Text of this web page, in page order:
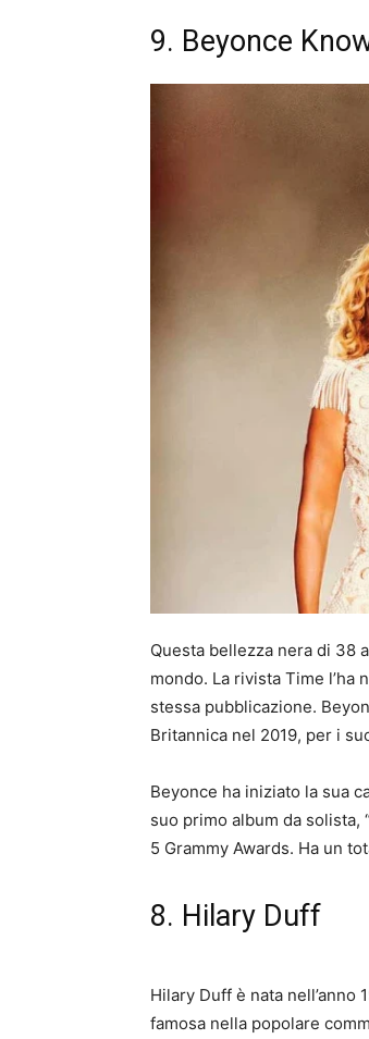
9. Beyonce
Questa bellezza nera di 38
mondo. La rivista Time
stessa pubblicazione.
Britannica nel 2019, per i
Beyonce ha iniziato la sua
suo primo album da solista,
5 Grammy Awards. Ha un
8. Hilary Duff
Hilary Duff è nata nell’anno
famosa nella popolare